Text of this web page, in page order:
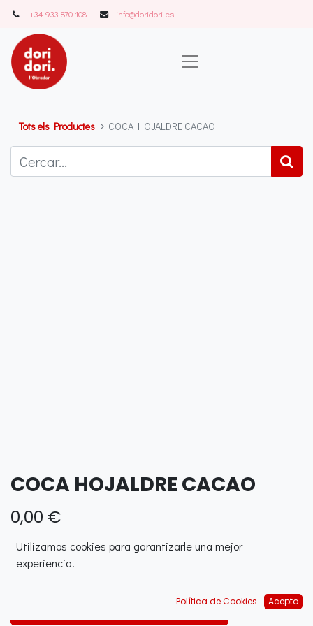
+34 933 870 108 info@doridori..es
Tots els Productes COCA HOJALDRE CACAO
COCA HOJALDRE CACAO
0,00 €
Afegir a la cistella
Utilizamos cookies para garantizarle una mejor
experiencia.
Política de Cookies Acepto